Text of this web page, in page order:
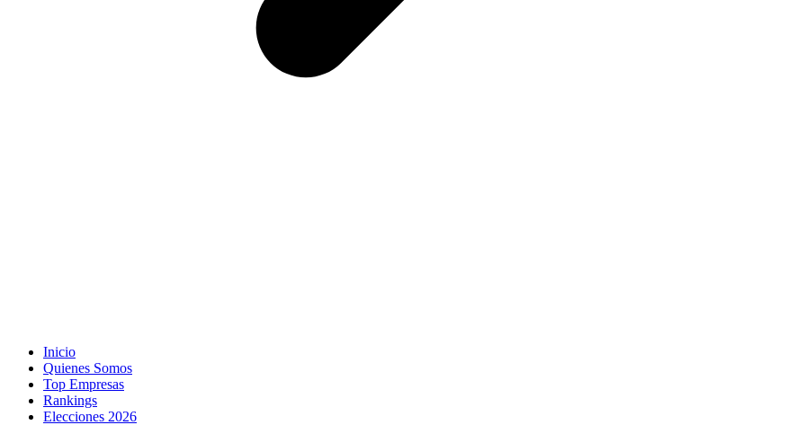
Inicio
Quienes Somos
Top Empresas
Rankings
Elecciones 2026